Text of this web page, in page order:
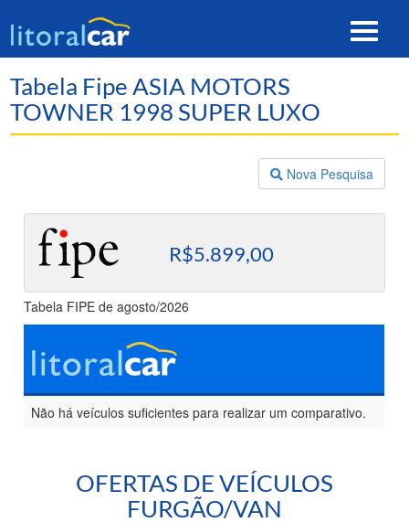
Toggle
Tabela Fipe ASIA MOTORS
TOWNER 1998 SUPER LUXO
Nova Pesquisa
R$5.899,00
Tabela FIPE de agosto/2026
Não há veículos suficientes para realizar um comparativo.
OFERTAS DE VEÍCULOS
FURGÃO/VAN